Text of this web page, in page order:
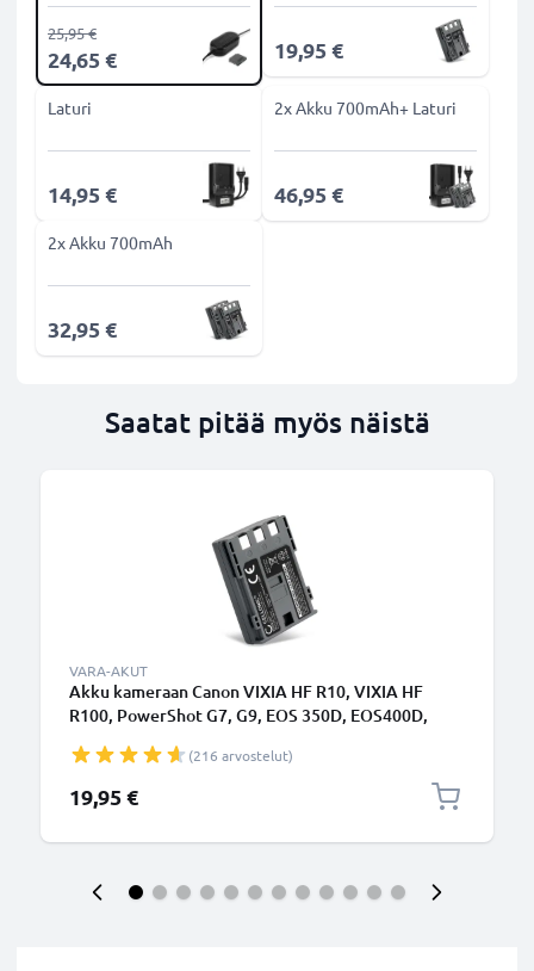
24,65 €
25,95 €
19,95 €
Laturi
14,95 €
2x Akku 700mAh+ Laturi
46,95 €
2x Akku 700mAh
32,95 €
Saatat pitää myös näistä
VARA-AKUT
Akku kameraan Canon VIXIA HF R10, VIXIA HF
R100, PowerShot G7, G9, EOS 350D, EOS400D,
tuotemerkiltä CELLONIC
(216 arvostelut)
19,95 €